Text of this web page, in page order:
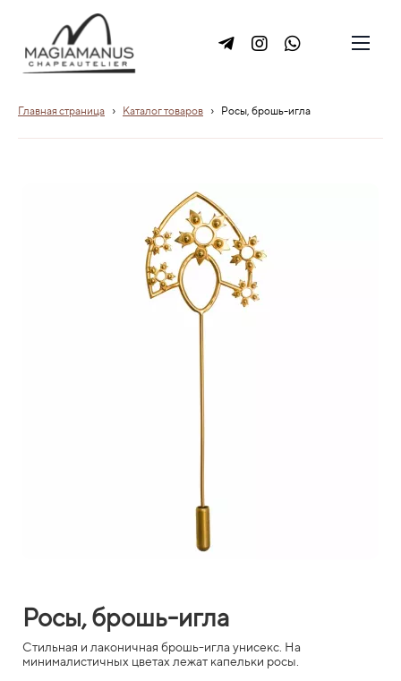
Главная страница › Каталог товаров › Росы, брошь-игла
Росы, брошь-игла
Стильная и лаконичная брошь-игла унисекс. На
минималистичных цветах лежат капельки росы.